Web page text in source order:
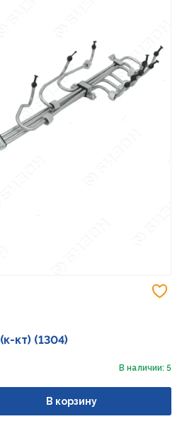
кт) (1304)
В наличии: 5
В корзину